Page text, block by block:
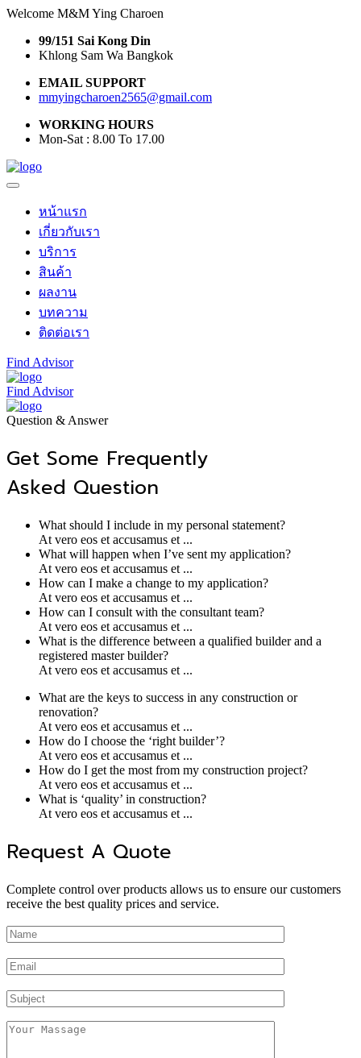
Welcome M&M Ying Charoen
99/151 Sai Kong Din
Khlong Sam Wa Bangkok
EMAIL SUPPORT
mmyingcharoen2565@gmail.com
WORKING HOURS
Mon-Sat : 8.00 To 17.00
หน้าแรก
เกี่ยวกับเรา
บริการ
สินค้า
ผลงาน
บทความ
ติดต่อเรา
Find Advisor
Find Advisor
Question & Answer
Get Some Frequently
Asked Question
What should I include in my personal statement?
At vero eos et accusamus et ...
What will happen when I’ve sent my application?
At vero eos et accusamus et ...
How can I make a change to my application?
At vero eos et accusamus et ...
How can I consult with the consultant team?
At vero eos et accusamus et ...
What is the difference between a qualified builder and a
registered master builder?
At vero eos et accusamus et ...
What are the keys to success in any construction or
renovation?
At vero eos et accusamus et ...
How do I choose the ‘right builder’?
At vero eos et accusamus et ...
How do I get the most from my construction project?
At vero eos et accusamus et ...
What is ‘quality’ in construction?
At vero eos et accusamus et ...
Request A Quote
Complete control over products allows us to ensure our customers
receive the best quality prices and service.